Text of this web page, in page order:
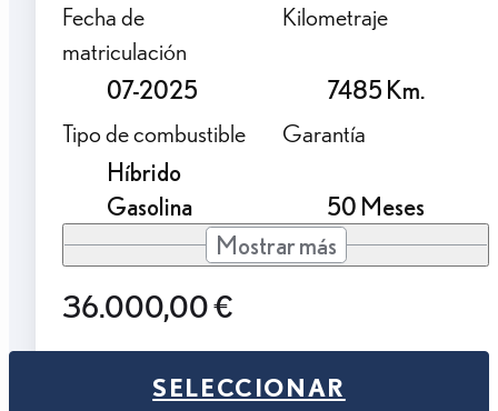
Fecha de
matriculación
07-2025
Kilometraje
7485 Km.
Tipo de combustible
Híbrido
Gasolina
Garantía
50 Meses
Mostrar más
36.000,00 €
SELECCIONAR